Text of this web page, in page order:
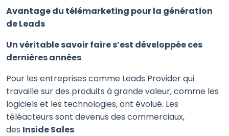
Avantage du télémarketing pour la génération
de Leads
Un véritable savoir faire s’est développée ces
dernières années
Pour les entreprises comme Leads Provider qui
travaille sur des produits à grande valeur, comme les
logiciels et les technologies, ont évolué. Les
téléacteurs sont devenus des commerciaux,
des Inside Sales.